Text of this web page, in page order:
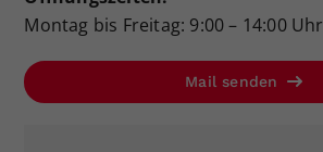
Montag bis Freitag: 9:00 – 14:00 Uhr
Mail senden